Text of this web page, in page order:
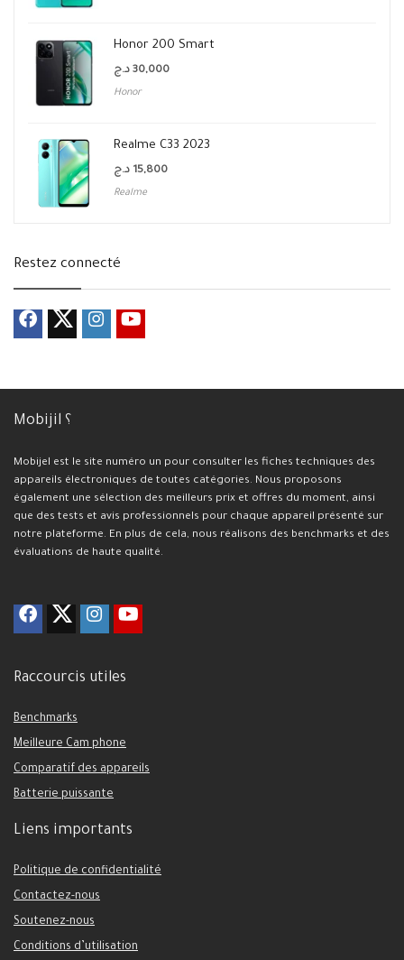
Honor 200 Smart
30,000 د.ج
Honor
Realme C33 2023
15,800 د.ج
Realme
Restez connecté
Mobijil ؟
Mobijel est le site numéro un pour consulter les fiches techniques des
appareils électroniques de toutes catégories. Nous proposons
également une sélection des meilleurs prix et offres du moment, ainsi
que des tests et avis professionnels pour chaque appareil présenté sur
notre plateforme. En plus de cela, nous réalisons des benchmarks et des
évaluations de haute qualité.
Raccourcis utiles
Benchmarks
Meilleure Cam phone
Comparatif des appareils
Batterie puissante
Liens importants
Politique de confidentialité
Contactez-nous
Soutenez-nous
Conditions d’utilisation